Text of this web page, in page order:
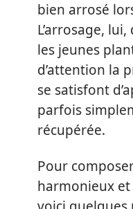
bien arrosé
L’arrosage,
les jeunes
d’attention la
se satisfont
parfois
récupérée.
Pour
harmonieux